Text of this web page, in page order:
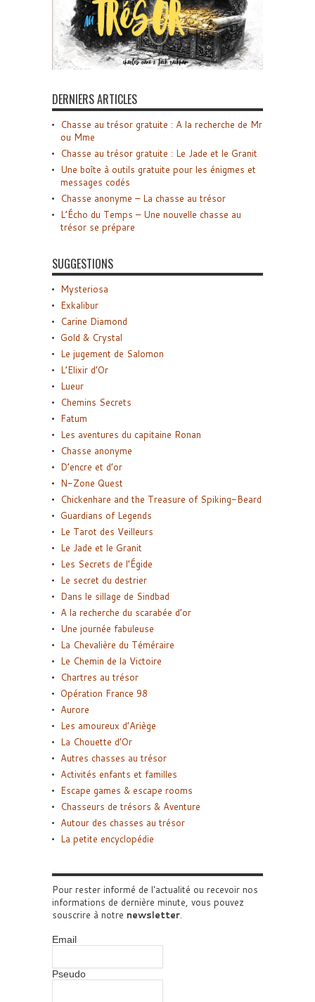
DERNIERS ARTICLES
Chasse au trésor gratuite : A la recherche de Mr
ou Mme
Chasse au trésor gratuite : Le Jade et le Granit
Une boîte à outils gratuite pour les énigmes et
messages codés
Chasse anonyme – La chasse au trésor
L’Écho du Temps – Une nouvelle chasse au
trésor se prépare
SUGGESTIONS
Mysteriosa
Exkalibur
Carine Diamond
Gold & Crystal
Le jugement de Salomon
L’Elixir d’Or
Lueur
Chemins Secrets
Fatum
Les aventures du capitaine Ronan
Chasse anonyme
D’encre et d’or
N-Zone Quest
Chickenhare and the Treasure of Spiking-Beard
Guardians of Legends
Le Tarot des Veilleurs
Le Jade et le Granit
Les Secrets de l’Égide
Le secret du destrier
Dans le sillage de Sindbad
A la recherche du scarabée d’or
Une journée fabuleuse
La Chevalière du Téméraire
Le Chemin de la Victoire
Chartres au trésor
Opération France 98
Aurore
Les amoureux d’Ariège
La Chouette d’Or
Autres chasses au trésor
Activités enfants et familles
Escape games & escape rooms
Chasseurs de trésors & Aventure
Autour des chasses au trésor
La petite encyclopédie
Pour rester informé de l'actualité ou recevoir nos
informations de dernière minute, vous pouvez
souscrire à notre newsletter.
Email
Pseudo